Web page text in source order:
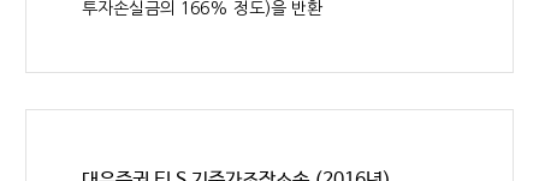
투자손실금의 166% 정도)을 반환